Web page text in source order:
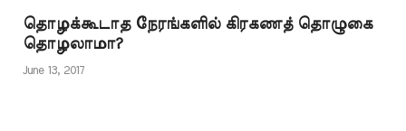
தொழக்கூடாத நேரங்களில் கிரகணத் தொழுகை
தொழலாமா?
June 13, 2017